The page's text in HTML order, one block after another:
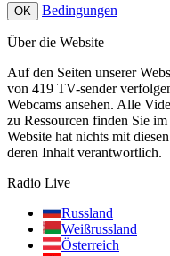
OK Bedingungen
Über die Website
Auf den Seiten unserer
von 419 TV-sender
Webcams ansehen. Alle
zu Ressourcen finden Sie
Website hat nichts mit
deren Inhalt verantwortlich.
Radio Live
Russland
Weißrussland
Österreich